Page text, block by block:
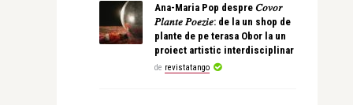
Ana-Maria Pop despre 𝐶𝑜𝑣𝑜𝑟
𝑃𝑙𝑎𝑛𝑡𝑒 𝑃𝑜𝑒𝑧𝑖𝑒: de la un shop de
plante de pe terasa Obor la un
proiect artistic interdisciplinar
de revistatango